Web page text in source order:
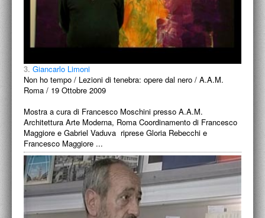
3. Giancarlo Limoni
Non ho tempo / Lezioni di tenebra: opere dal nero / A.A.M.
Roma / 19 Ottobre 2009
Mostra a cura di Francesco Moschini presso A.A.M.
Architettura Arte Moderna, Roma Coordinamento di Francesco
Maggiore e Gabriel Vaduva riprese Gloria Rebecchi e
Francesco Maggiore ...